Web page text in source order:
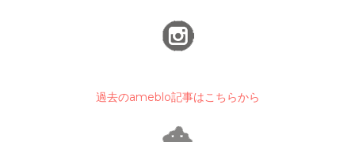
過去のameblo記事はこちらから